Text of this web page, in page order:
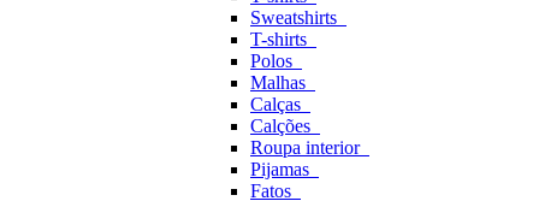
Sweatshirts
T-shirts
Polos
Malhas
Calças
Calções
Roupa interior
Pijamas
Fatos